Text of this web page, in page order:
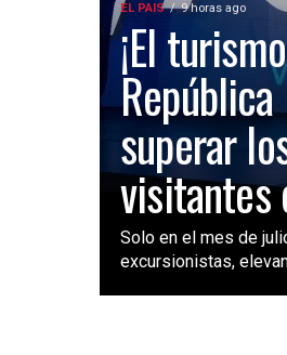
EL PAIS 9 horas ago
¡El
superar
visitantes
Solo en el mes de
excursionistas,